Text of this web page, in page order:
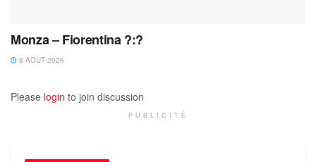
Monza – Fiorentina ?:?
8 AOÛT 2026
Please login to join discussion
PUBLICITÉ